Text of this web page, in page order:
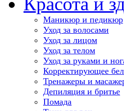
Маникюр и педикюр
Уход за волосами
Уход за лицом
Уход за телом
Уход за руками и
Корректирующее
Тренажеры и
Депиляция и бритье
Помада